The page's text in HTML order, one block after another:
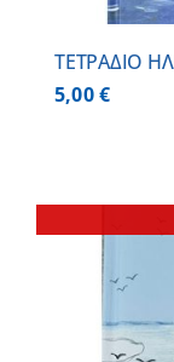
ΤΕΤΡΑΔΙΟ
5,00€